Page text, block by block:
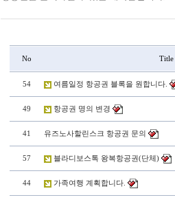
No Title
54 여름일정 항공권 블록을 원합니다.
49 항공권 명의 변경
41 유즈노사할린스크 항공권 문의
57 블라디보스톡 왕복항공권(단체)
44 가족여행 계획합니다.